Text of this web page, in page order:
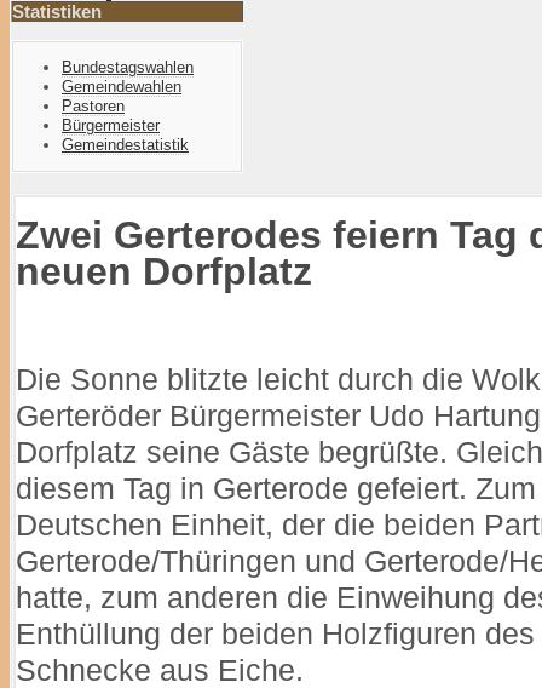
Statistiken
Bundestagswahlen
Gemeindewahlen
Pastoren
Bürgermeister
Gemeindestatistik
Zwei Gerterodes feiern Tag
neuen Dorfplatz
Die Sonne blitzte leicht durch die
Gerteröder Bürgermeister Udo
Dorfplatz seine Gäste begrüßte.
diesem Tag in Gerterode gefeiert.
Deutschen Einheit, der die beiden
Gerterode/Thüringen und Gerterode/
hatte, zum anderen die Einweihung
Enthüllung der beiden Holzfiguren
Schnecke aus Eiche.